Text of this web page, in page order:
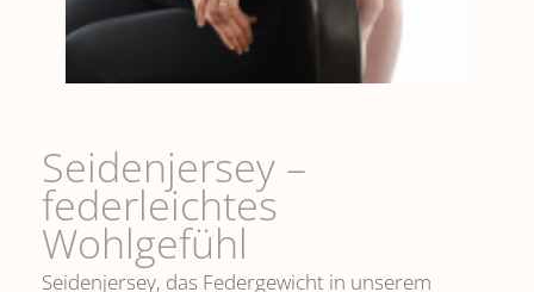
Seidenjersey –
federleichtes
Wohlgefühl
Seidenjersey, das Federgewicht in unserem